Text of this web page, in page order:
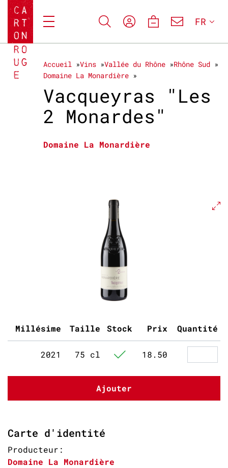
FR
Accueil Vins Vallée du Rhône
Rhône Sud
Domaine La Monardière
Vacqueyras "Les
2 Monardes"
Domaine La Monardière
Millésime Taille Stock Prix Quantité
2021 75 cl 18.50
Ajouter
Carte d'identité
Producteur:
Domaine La Monardière